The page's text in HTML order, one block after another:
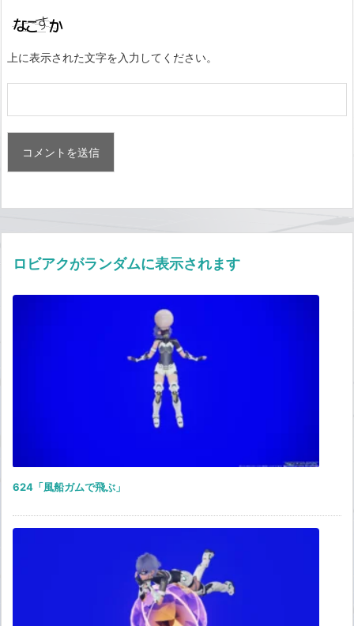
上に表示された文字を入力してください。
ロビアクがランダムに表示されます
624「風船ガムで飛ぶ」